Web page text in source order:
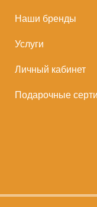
Наши бренды
Услуги
Личный кабинет
Подарочные